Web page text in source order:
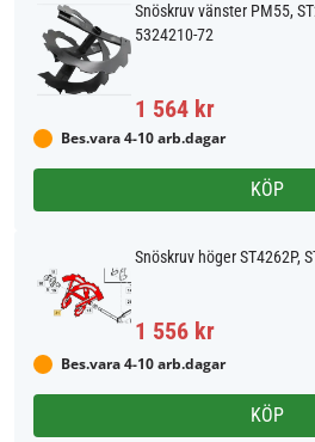
Snöskruv vänster PM55,
5324210-72
1 564 kr
Bes.vara 4-10 arb.dagar
KÖP
Snöskruv höger ST4262P,
1 556 kr
Bes.vara 4-10 arb.dagar
KÖP